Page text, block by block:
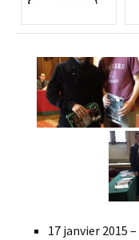
17 janvier 2015 –